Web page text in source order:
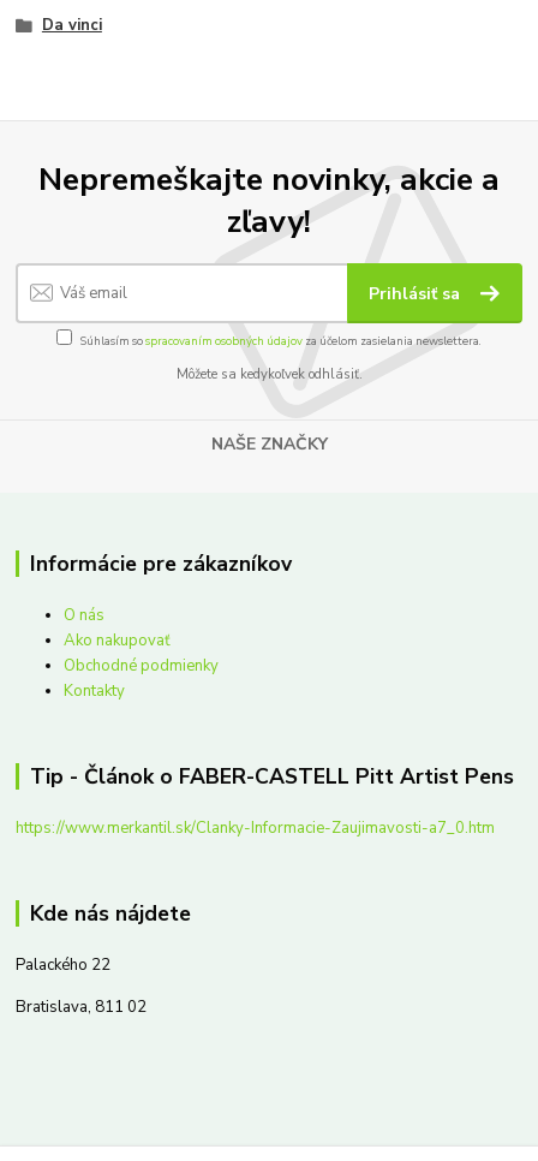
Da vinci
Nepremeškajte novinky, akcie a
zľavy!
Prihlásiť sa
Súhlasím sospracovaním osobných údajov za účelom zasielania newslettera.
Môžete sa kedykoľvek odhlásiť.
NAŠE ZNAČKY
Informácie pre zákazníkov
O nás
Ako nakupovať
Obchodné podmienky
Kontakty
Tip - Článok o FABER-CASTELL Pitt Artist Pens
https://www.merkantil.sk/Clanky-Informacie-Zaujimavosti-a7_0.htm
Kde nás nájdete
Palackého 22
Bratislava, 811 02